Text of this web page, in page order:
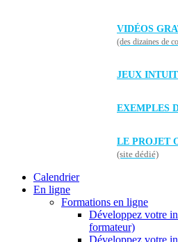
VIDÉOS
(des dizaines de
JEUX
EXEMPLES
LE PROJET
(site dédié)
Calendrier
En ligne
Formations en ligne
Développez votre
formateur)
Développez votre